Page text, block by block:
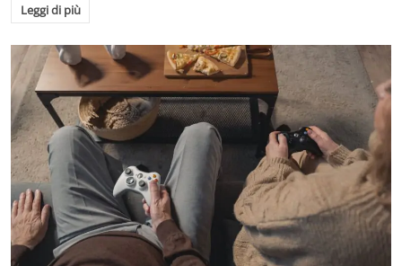
Leggi di più